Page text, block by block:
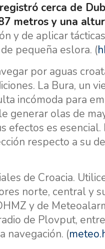
cerca de
metros y una
y de aplicar
pequeña eslora. (
por aguas
La Bura, un
incómoda para
generar olas de
efectos es
respecto a su
de Croacia.
norte, central y
y de
de Plovput,
navegación. (
Servicios
Alquiler de Yates
Tripulación
Alquiler de Yates